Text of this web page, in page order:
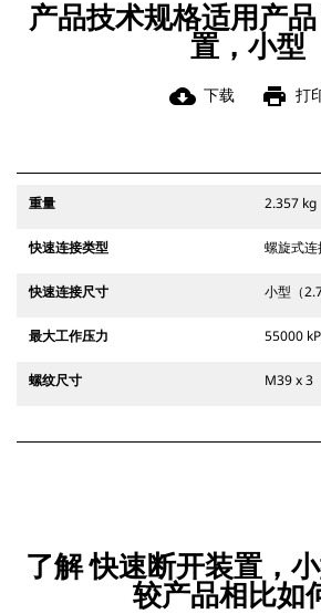
产品技术规格适用产
置，小型
cloud_download 下载 print 打
重量 2.357 kg
快速连接类型 螺旋式连
快速连接尺寸 小型（
最大工作压力 55000
螺纹尺寸 M39 x 3
了解 快速断开装置，
较产品相比如